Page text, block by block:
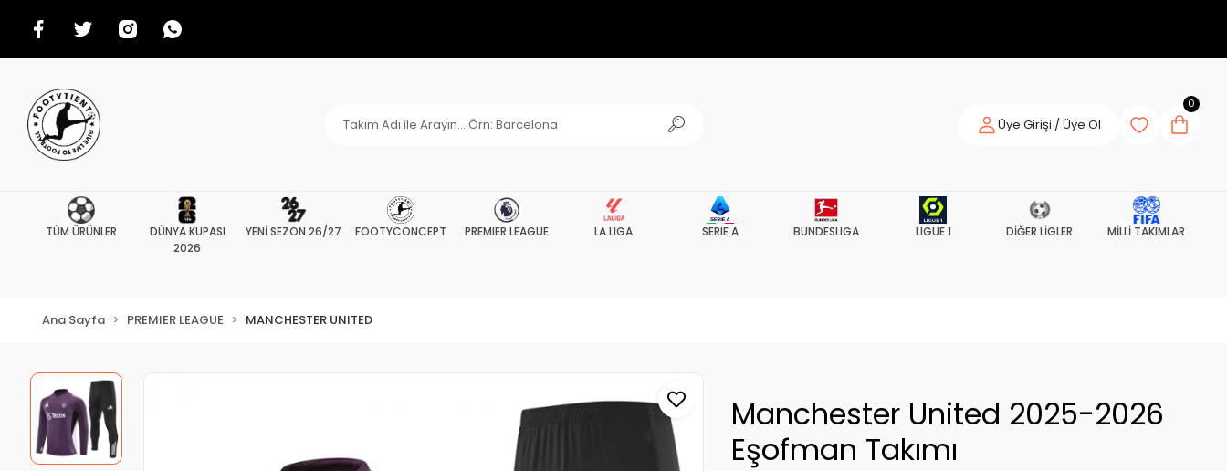
Üye Girişi / Üye Ol
0
TÜM ÜRÜNLER
DÜNYA KUPASI
2026
YENİ SEZON 26/27 FOOTYCONCEPT PREMIER LEAGUE LA LIGA SERIE A BUNDESLIGA LIGUE 1 DİĞER LİGLER MİLLİ TAKIMLAR
Ana Sayfa PREMIER LEAGUE MANCHESTER UNITED
Manchester United 2025-2026
Eşofman Takımı